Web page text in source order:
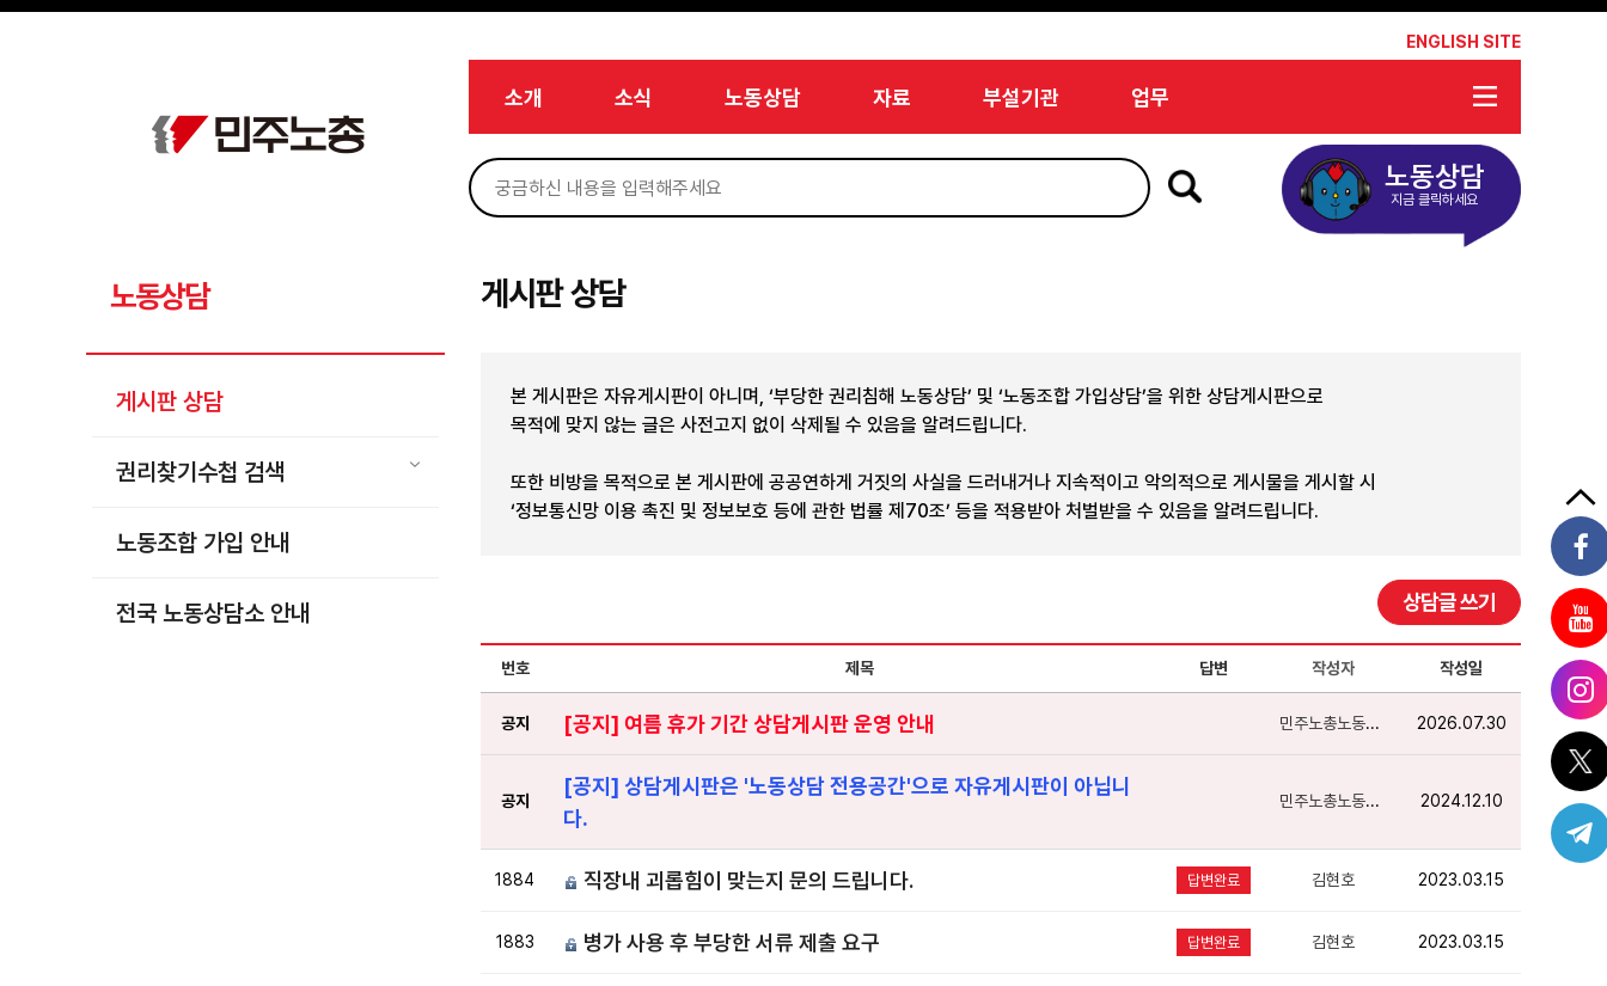
메뉴 건너뛰기
ENGLISH SITE
소개 소식 노동상담 자료 부설기관 업무
노동상담
지금 클릭하세요
노동상담
게시판 상담
권리찾기수첩 검색
노동조합 가입 안내
전국 노동상담소 안내
게시판 상담
본 게시판은 자유게시판이 아니며, ‘부당한 권리침해 노동상담’ 및 ‘노동조합 가입상담’을 위한 상담게시판으로
목적에 맞지 않는 글은 사전고지 없이 삭제될 수 있음을 알려드립니다.
또한 비방을 목적으로 본 게시판에 공공연하게 거짓의 사실을 드러내거나 지속적이고 악의적으로 게시물을 게시할 시
‘정보통신망 이용 촉진 및 정보보호 등에 관한 법률 제70조’ 등을 적용받아 처벌받을 수 있음을 알려드립니다.
상담글 쓰기
번호 제목 답변 작성자 작성일
공지 [공지] 여름 휴가 기간 상담게시판 운영 안내 민주노총노동상담 2026.07.30
공지
[공지] 상담게시판은 '노동상담 전용공간'으로 자유게시판이 아닙니
다.
민주노총노동상담 2024.12.10
1884 직장내 괴롭힘이 맞는지 문의 드립니다. 답변완료 김현호 2023.03.15
1883 병가 사용 후 부당한 서류 제출 요구 답변완료 김현호 2023.03.15
권리찾기수첩 검색
찾아보기
노동조합 가입 안내
Sketchbook5, 스케치북5
Sketchbook5, 스케치북5